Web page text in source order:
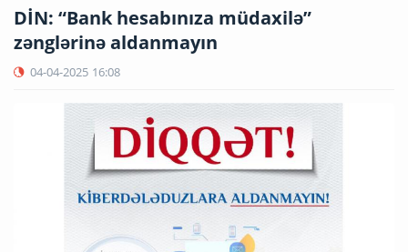
DİN: “Bank hesabınıza müdaxilə”
zənglərinə aldanmayın
04-04-2025 16:08